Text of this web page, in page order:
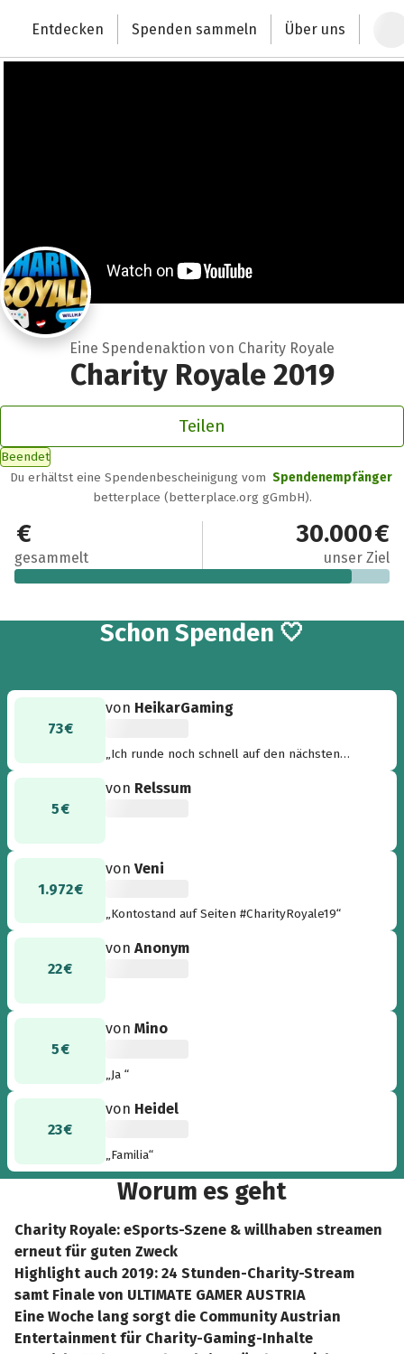
Deutschlands größte Spendenplattform
Entdecken Spenden sammeln Über uns
Eine Spendenaktion von Charity Royale
Charity Royale 2019
Teilen
Beendet
Du erhältst eine Spendenbescheinigung vom Spendenempfänger
betterplace (betterplace.org gGmbH).
27.100 €
gesammelt
30.000 €
unser Ziel
Schon 815
Spenden 🤍
73 €
von HeikarGaming
„Ich runde noch schnell auf den nächsten
5 €
von Relssum
1.972 €
vonVeni
„Kontostand auf Seiten #CharityRoyale19“
22 €
vonAnonym
5 €
vonMino
„Ja “
23 €
von Heidel
„Familia“
Worum es geht
Charity Royale: eSports-Szene & willhaben streamen
erneut für guten Zweck
Highlight auch 2019: 24 Stunden-Charity-Stream
samt Finale von ULTIMATE GAMER AUSTRIA
Eine Woche lang sorgt die Community Austrian
Entertainment für Charity-Gaming-Inhalte